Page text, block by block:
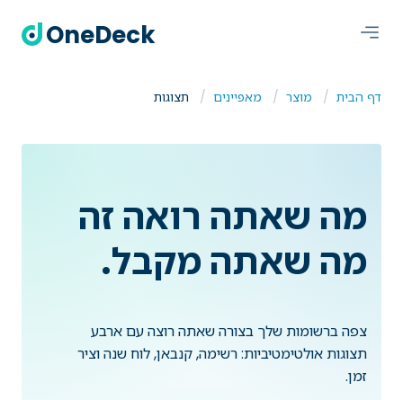
OneDeck
דף הבית מוצר מאפיינים תצוגות
מה שאתה רואה זה
מה שאתה מקבל.
צפה ברשומות שלך בצורה שאתה רוצה עם ארבע
תצוגות אולטימטיביות: רשימה, קנבאן, לוח שנה וציר
זמן.